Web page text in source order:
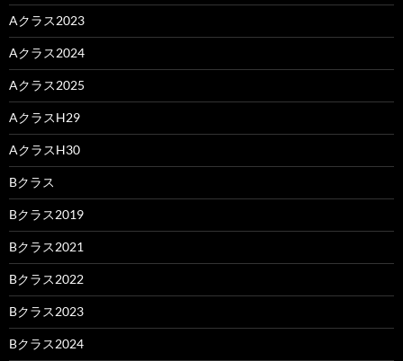
Aクラス2023
Aクラス2024
Aクラス2025
AクラスH29
AクラスH30
Bクラス
Bクラス2019
Bクラス2021
Bクラス2022
Bクラス2023
Bクラス2024